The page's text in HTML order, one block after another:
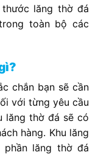
lăng thờ đá
toàn bộ các
chắn bạn sẽ cần
với từng yêu cầu
lăng thờ đá sẽ có
hàng. Khu lăng
lăng thờ đá